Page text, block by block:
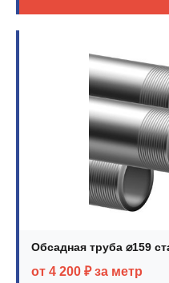
Обсадная труба ⌀159
от 4 200 ₽ за метр